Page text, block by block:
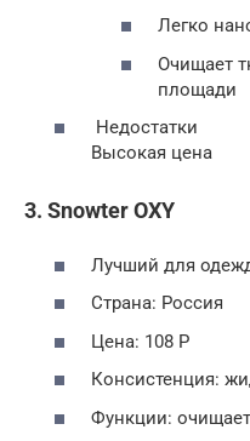
Легко
Очищает
площади
Недостатки
Высокая цена
3. Snowter OXY
Лучший для
Страна: Россия
Цена: 108 Р
Консистенция:
Функции: